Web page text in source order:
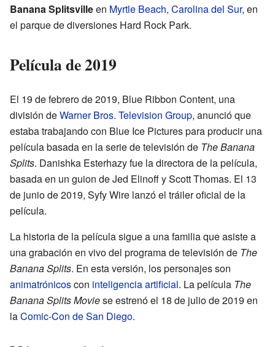
Banana Splitsvilleen Myrtle Beach, Carolina del Sur, en
el parque de diversiones Hard Rock Park.
Película de 2019
El 19 de febrero de 2019, Blue Ribbon Content, una
división deWarner Bros. Television Group, anunció que
estaba trabajando con Blue Ice Pictures para producir una
película basada en la serie de televisión de The Banana
Splits. Danishka Esterhazy fue la directora de la película,
basada en un guion de Jed Elinoff y Scott Thomas. El 13
de junio de 2019, Syfy Wire lanzó el tráiler oficial de la
película.
La historia de la película sigue a una familia que asiste a
una grabación en vivo del programa de televisión de The
Banana Splits. En esta versión, los personajes son
animatrónicoscon inteligencia artificial. La película The
Banana Splits Moviese estrenó el 18 de julio de 2019 en
laComic-Con de San Diego.